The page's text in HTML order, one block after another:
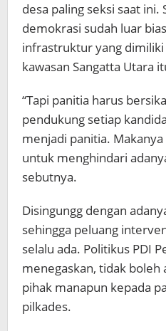
desa paling seksi saat ini.
demokrasi sudah luar
infrastruktur yang
kawasan Sangatta Utara
“Tapi panitia harus
pendukung setiap
menjadi panitia.
untuk menghindari
sebutnya.
Disingungg dengan
sehingga peluang
selalu ada. Politikus PDI
menegaskan, tidak boleh
pihak manapun kepada
pilkades.